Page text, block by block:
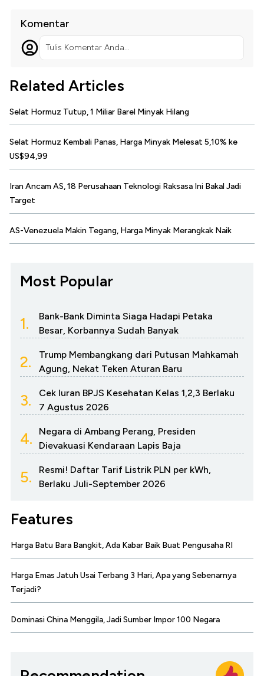
Komentar
Tulis Komentar Anda...
Related Articles
Selat Hormuz Tutup, 1 Miliar Barel Minyak Hilang
Selat Hormuz Kembali Panas, Harga Minyak Melesat 5,10% ke
US$94,99
Iran Ancam AS, 18 Perusahaan Teknologi Raksasa Ini Bakal Jadi
Target
AS-Venezuela Makin Tegang, Harga Minyak Merangkak Naik
Most Popular
1.
Bank-Bank Diminta Siaga Hadapi Petaka
Besar, Korbannya Sudah Banyak
2.
Trump Membangkang dari Putusan Mahkamah
Agung, Nekat Teken Aturan Baru
3.
Cek Iuran BPJS Kesehatan Kelas 1,2,3 Berlaku
7 Agustus 2026
4.
Negara di Ambang Perang, Presiden
Dievakuasi Kendaraan Lapis Baja
5.
Resmi! Daftar Tarif Listrik PLN per kWh,
Berlaku Juli-September 2026
Features
Harga Batu Bara Bangkit, Ada Kabar Baik Buat Pengusaha RI
Harga Emas Jatuh Usai Terbang 3 Hari, Apa yang Sebenarnya
Terjadi?
Dominasi China Menggila, Jadi Sumber Impor 100 Negara